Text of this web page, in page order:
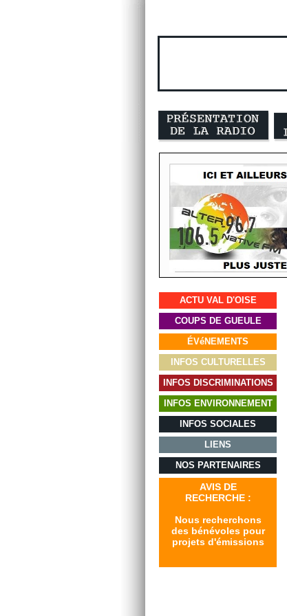
ACTU VAL D'OISE
COUPS DE GUEULE
ÉVéNEMENTS
INFOS CULTURELLES
INFOS DISCRIMINATIONS
INFOS ENVIRONNEMENT
INFOS SOCIALES
LIENS
NOS PARTENAIRES
AVIS DE
RECHERCHE :
Nous recherchons
des bénévoles pour
projets d'émissions